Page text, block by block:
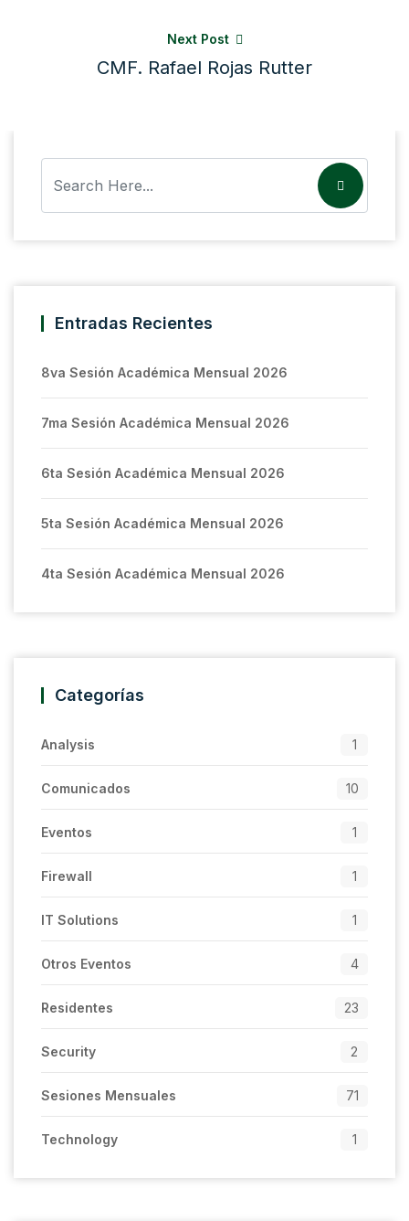
Next Post
CMF. Rafael Rojas Rutter
Entradas Recientes
8va Sesión Académica Mensual 2026
7ma Sesión Académica Mensual 2026
6ta Sesión Académica Mensual 2026
5ta Sesión Académica Mensual 2026
4ta Sesión Académica Mensual 2026
Categorías
Analysis 1
Comunicados 10
Eventos 1
Firewall 1
IT Solutions 1
Otros Eventos 4
Residentes 23
Security 2
Sesiones Mensuales 71
Technology 1